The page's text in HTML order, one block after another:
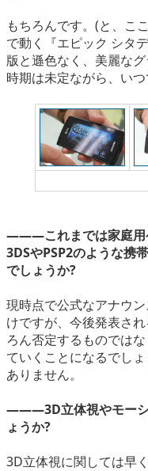
もちろんです。(と、こ
で動く『エピック シタ
版と遜色なく、美麗な
時期は未定ながら、い
―――これまでは家庭用
3DSやPSP2のような携
でしょうか?
現時点で公式なアナウ
けですが、今後発表さ
ろん否定するものでは
ていくことになるでし
ありません。
―――3D立体視やモーシ
ょうか?
3D立体視に関しては早